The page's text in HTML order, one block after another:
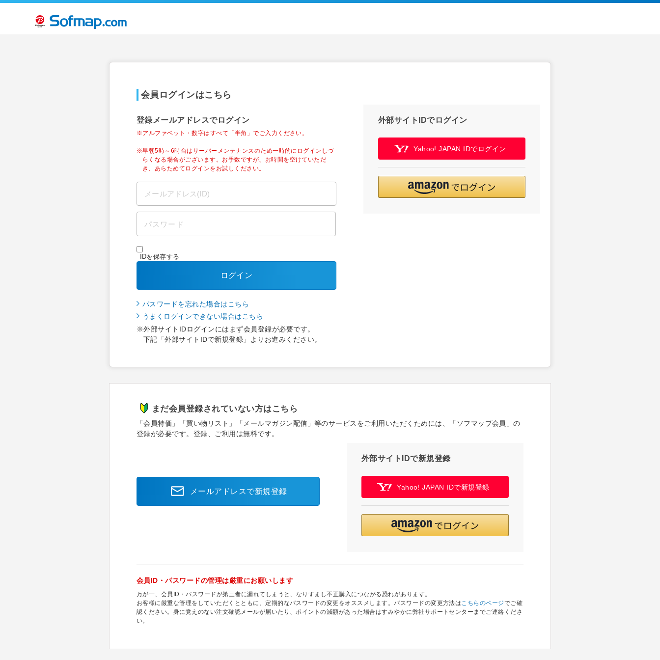
会員ログインはこちら
登録メールアドレスでログイン
※アルファベット・数字はすべて「半角」でご入力ください。
※早朝5時～6時台はサーバーメンテナンスのため一時的にログインしづ
らくなる場合がございます。お手数ですが、お時間を空けていただ
き、あらためてログインをお試しください。
IDを保存する
ログイン
パスワードを忘れた場合はこちら
うまくログインできない場合はこちら
※外部サイトIDログインにはまず会員登録が必要です。
下記「外部サイトIDで新規登録」よりお進みください。
外部サイトIDでログイン
Yahoo! JAPAN IDでログイン
まだ会員登録されていない方はこちら
「会員特価」「買い物リスト」「メールマガジン配信」等のサービスをご利用いただくためには、「ソフマップ会員」の
登録が必要です。登録、ご利用は無料です。
メールアドレスで新規登録
外部サイトIDで新規登録
Yahoo! JAPAN IDで新規登録
会員ID・パスワードの管理は厳重にお願いします
万が一、会員ID・パスワードが第三者に漏れてしまうと、なりすまし不正購入につながる恐れがあります。
お客様に厳重な管理をしていただくとともに、定期的なパスワードの変更をオススメします。パスワードの変更方法はこちらのページでご確
認ください。身に覚えのない注文確認メールが届いたり、ポイントの減額があった場合はすみやかに弊社サポートセンターまでご連絡くださ
い。